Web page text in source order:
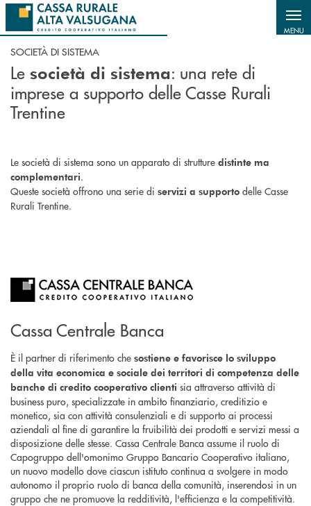
Salta al contenuto principale
MENU
SOCIETÀ DI SISTEMA
Le società di sistema: una rete di
imprese a supporto delle Casse Rurali
Trentine
Le società di sistema sono un apparato di strutture distinte ma
complementari.
Queste società offrono una serie di servizi a supporto delle Casse
Rurali Trentine.
Cassa Centrale Banca
È il partner di riferimento che sostiene e favorisce lo sviluppo
della vita economica e sociale dei territori di competenza delle
banche di credito cooperativo clienti sia attraverso attività di
business puro, specializzate in ambito finanziario, creditizio e
monetico, sia con attività consulenziali e di supporto ai processi
aziendali al fine di garantire la fruibilità dei prodotti e servizi messi a
disposizione delle stesse. Cassa Centrale Banca assume il ruolo di
Capogruppo dell'omonimo Gruppo Bancario Cooperativo italiano,
un nuovo modello dove ciascun istituto continua a svolgere in modo
autonomo il proprio ruolo di banca della comunità, inserendosi in un
gruppo che ne promuove la redditività, l'efficienza e la competitività.